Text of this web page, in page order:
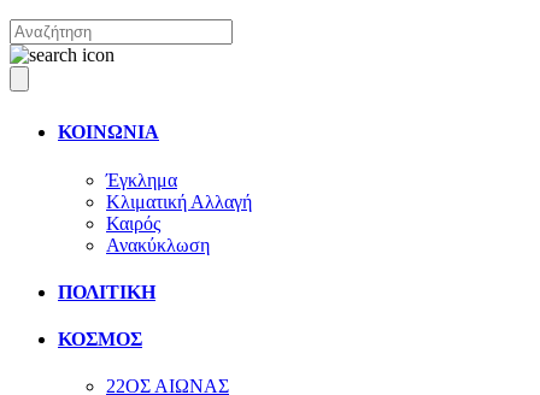
ΚΟΙΝΩΝΙΑ
Έγκλημα
Κλιματική Αλλαγή
Καιρός
Ανακύκλωση
ΠΟΛΙΤΙΚΗ
ΚΟΣΜΟΣ
22ΟΣ ΑΙΩΝΑΣ